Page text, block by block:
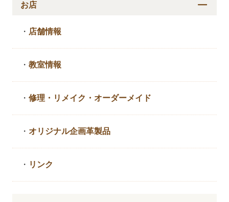
お店
・ 店舗情報
・教室情報
・修理・リメイク・ オーダーメイド
・ オリジナル企画革製品
・ リンク